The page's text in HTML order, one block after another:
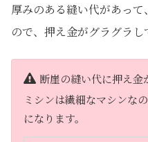
厚みのある縫い代があっ
ので、押え金がグラグラし
断崖の縫い代に押え金
ミシンは繊細なマシンな
になります。